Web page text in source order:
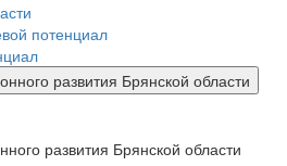
потенциал
развития Брянской области
развития Брянской области